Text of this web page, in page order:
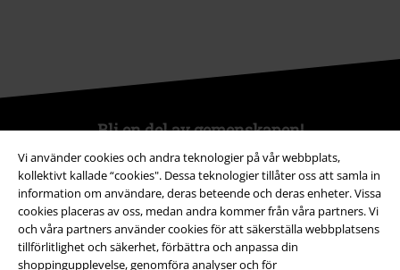
Vi använder cookies och andra teknologier på vår webbplats,
kollektivt kallade “cookies". Dessa teknologier tillåter oss att samla in
information om användare, deras beteende och deras enheter. Vissa
cookies placeras av oss, medan andra kommer från våra partners. Vi
och våra partners använder cookies för att säkerställa webbplatsens
tillförlitlighet och säkerhet, förbättra och anpassa din
shoppingupplevelse, genomföra analyser och för
Bli en del av gemenskapen!